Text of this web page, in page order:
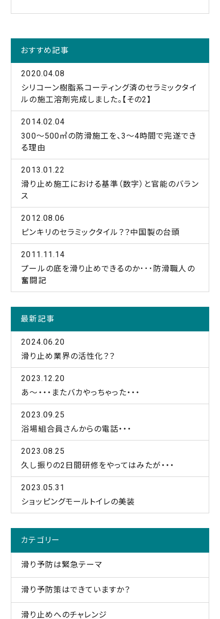
おすすめ記事
2020.04.08
シリコーン樹脂系コーティング済のセラミックタイ
ルの施工溶剤完成しました。【その2】
2014.02.04
300～500㎡の防滑施工を、3～4時間で完遂でき
る理由
2013.01.22
滑り止め施工における基準（数字）と官能のバラン
ス
2012.08.06
ピンキリのセラミックタイル？？中国製の台頭
2011.11.14
プールの底を滑り止めできるのか･･･防滑職人の
奮闘記
最新記事
2024.06.20
滑り止め業界の活性化？？
2023.12.20
あ～・・・またバカやっちゃった・・・
2023.09.25
浴場組合員さんからの電話・・・
2023.08.25
久し振りの2日間研修をやってはみたが・・・
2023.05.31
ショッピングモールトイレの美装
カテゴリー
滑り予防は緊急テーマ
滑り予防策はできていますか？
滑り止めへのチャレンジ